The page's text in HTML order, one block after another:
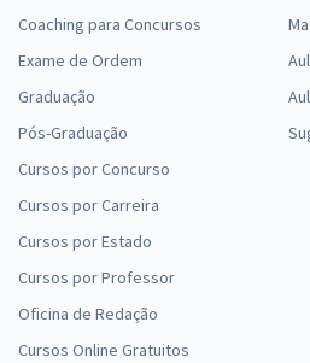
Coaching para Concursos
Exame de Ordem
Graduação
Pós-Graduação
Cursos por Concurso
Cursos por Carreira
Cursos por Estado
Cursos por Professor
Oficina de Redação
Cursos Online Gratuitos